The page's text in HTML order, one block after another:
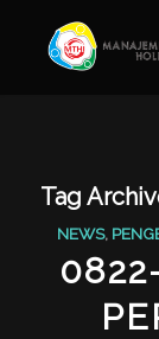
Tag
NEWS,